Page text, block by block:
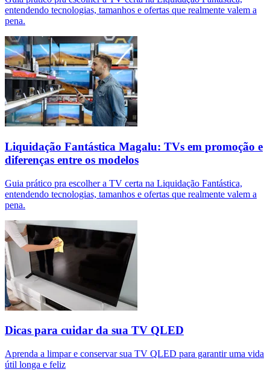
entendendo tecnologias, tamanhos e ofertas que realmente valem a
pena.
Liquidação Fantástica Magalu: TVs em promoção e
diferenças entre os modelos
Guia prático pra escolher a TV certa na Liquidação Fantástica,
entendendo tecnologias, tamanhos e ofertas que realmente valem a
pena.
Dicas para cuidar da sua TV QLED
Aprenda a limpar e conservar sua TV QLED para garantir uma vida
útil longa e feliz